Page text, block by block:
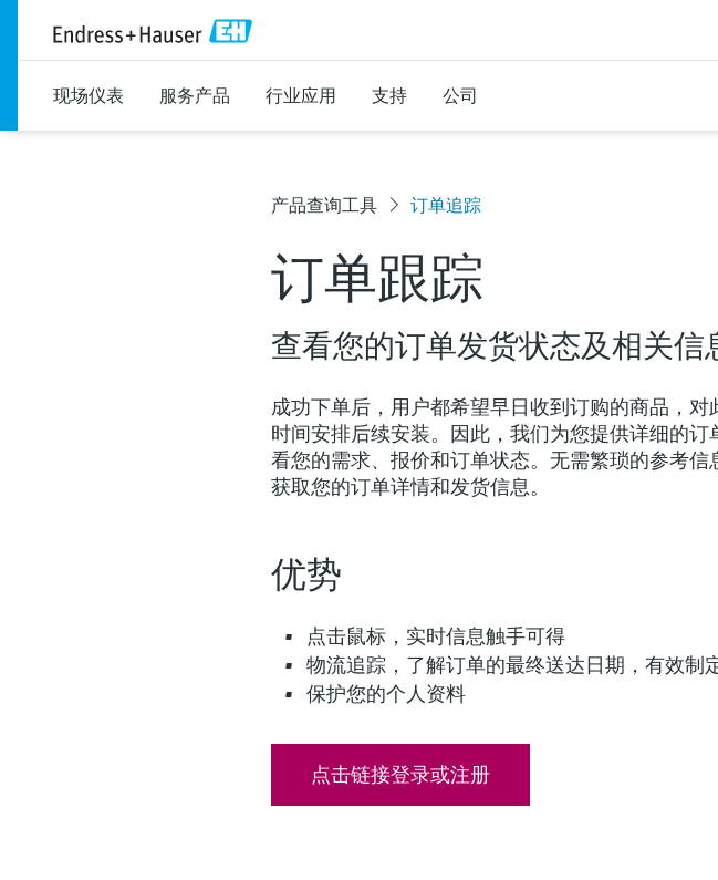
现场仪表 服务产品 行业应用 支持 公司
产品查询工具 订单追踪
订单跟踪
查看您的订单发货状态及相关信
成功下单后，用户都希望早日收到订购的商品，
时间安排后续安装。因此，我们为您提供详细的
看您的需求、报价和订单状态。无需繁琐的参考
获取您的订单详情和发货信息。
优势
点击鼠标，实时信息触手可得
物流追踪，了解订单的最终送达日期，有效制
保护您的个人资料
点击链接登录或注册